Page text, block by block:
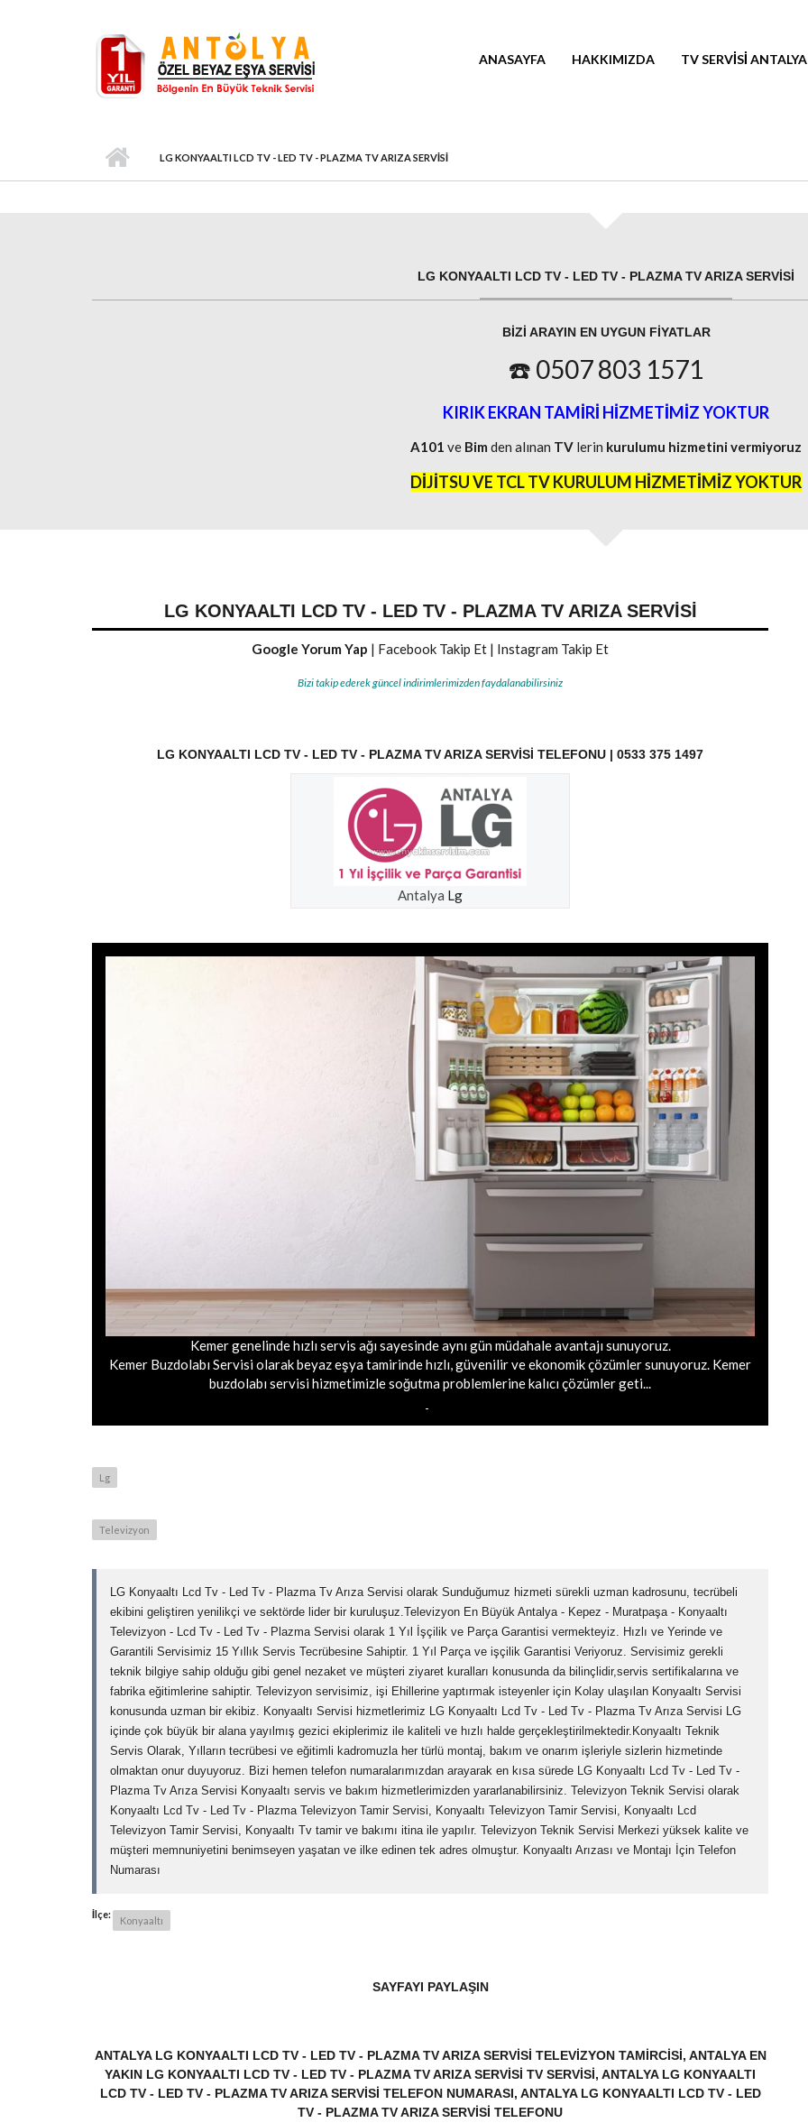
ANASAYFA HAKKIMIZDA TV SERVISI ANTALYA
LG KONYAALTI LCD TV - LED TV - PLAZMA TV ARIZA SERVISI
LG KONYAALTI LCD TV - LED TV - PLAZMA TV ARIZA SERVISI
BIZI ARAYIN EN UYGUN FIYATLAR
☎️ 0507 803 1571
KIRIK EKRAN TAMİRİ HİZMETİMİZ YOKTUR
A101 ve Bim den alınan TV lerin kurulumu hizmetini vermiyoruz
DİJİTSU VE TCL TV KURULUM HİZMETİMİZ YOKTUR
LG KONYAALTI LCD TV - LED TV - PLAZMA TV ARIZA SERVISI
Google Yorum Yap | Facebook Takip Et | Instagram Takip Et
Bizi takip ederek güncel indirimlerimizden faydalanabilirsiniz
LG KONYAALTI LCD TV - LED TV - PLAZMA TV ARIZA SERVISI TELEFONU | 0533 375 1497
Antalya Lg
Kemer genelinde hızlı servis ağı sayesinde aynı gün müdahale avantajı sunuyoruz.
Kemer Buzdolabı Servisi olarak beyaz eşya tamirinde hızlı, güvenilir ve ekonomik çözümler sunuyoruz. Kemer
buzdolabı servisi hizmetimizle soğutma problemlerine kalıcı çözümler geti...
Lg
Televizyon
LG Konyaaltı Lcd Tv - Led Tv - Plazma Tv Arıza Servisi olarak Sunduğumuz hizmeti sürekli uzman kadrosunu, tecrübeli
ekibini geliştiren yenilikçi ve sektörde lider bir kuruluşuz.Televizyon En Büyük Antalya - Kepez - Muratpaşa - Konyaaltı
Televizyon - Lcd Tv - Led Tv - Plazma Servisi olarak 1 Yıl İşçilik ve Parça Garantisi vermekteyiz. Hızlı ve Yerinde ve
Garantili Servisimiz 15 Yıllık Servis Tecrübesine Sahiptir. 1 Yıl Parça ve işçilik Garantisi Veriyoruz. Servisimiz gerekli
teknik bilgiye sahip olduğu gibi genel nezaket ve müşteri ziyaret kuralları konusunda da bilinçlidir,servis sertifikalarına ve
fabrika eğitimlerine sahiptir. Televizyon servisimiz, işi Ehillerine yaptırmak isteyenler için Kolay ulaşılan Konyaaltı Servisi
konusunda uzman bir ekibiz. Konyaaltı Servisi hizmetlerimiz LG Konyaaltı Lcd Tv - Led Tv - Plazma Tv Arıza Servisi LG
içinde çok büyük bir alana yayılmış gezici ekiplerimiz ile kaliteli ve hızlı halde gerçekleştirilmektedir.Konyaaltı Teknik
Servis Olarak, Yılların tecrübesi ve eğitimli kadromuzla her türlü montaj, bakım ve onarım işleriyle sizlerin hizmetinde
olmaktan onur duyuyoruz. Bizi hemen telefon numaralarımızdan arayarak en kısa sürede LG Konyaaltı Lcd Tv - Led Tv -
Plazma Tv Arıza Servisi Konyaaltı servis ve bakım hizmetlerimizden yararlanabilirsiniz. Televizyon Teknik Servisi olarak
Konyaaltı Lcd Tv - Led Tv - Plazma Televizyon Tamir Servisi, Konyaaltı Televizyon Tamir Servisi, Konyaaltı Lcd
Televizyon Tamir Servisi, Konyaaltı Tv tamir ve bakımı itina ile yapılır. Televizyon Teknik Servisi Merkezi yüksek kalite ve
müşteri memnuniyetini benimseyen yaşatan ve ilke edinen tek adres olmuştur. Konyaaltı Arızası ve Montajı İçin Telefon
Numarası
İlçe:
Konyaaltı
SAYFAYI PAYLAŞIN
ANTALYA LG KONYAALTI LCD TV - LED TV - PLAZMA TV ARIZA SERVISI TELEVIZYON TAMIRCISI, ANTALYA EN
YAKIN LG KONYAALTI LCD TV - LED TV - PLAZMA TV ARIZA SERVISI TV SERVISI, ANTALYA LG KONYAALTI
LCD TV - LED TV - PLAZMA TV ARIZA SERVISI TELEFON NUMARASI, ANTALYA LG KONYAALTI LCD TV - LED
TV - PLAZMA TV ARIZA SERVISI TELEFONU